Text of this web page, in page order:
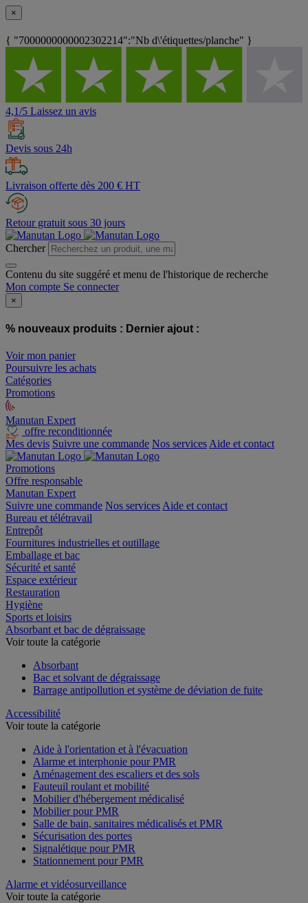
×
{ "7000000000002302214":"Nb d\'étiquettes/planche" }
4,1/5 Laissez un avis
Devis sous 24h
Livraison offerte dès 200 € HT
Retour gratuit sous 30 jours
Chercher
Contenu du site suggéré et menu de l'historique de recherche
Mon compte Se connecter
×
% nouveaux produits : Dernier ajout :
Voir mon panier
Poursuivre les achats
Catégories
Promotions
Manutan Expert
offre reconditionnée
Mes devis Suivre une commande Nos services Aide et contact
Promotions
Offre responsable
Manutan Expert
Suivre une commande Nos services Aide et contact
Bureau et télétravail
Entrepôt
Fournitures industrielles et outillage
Emballage et bac
Sécurité et santé
Espace extérieur
Restauration
Hygiène
Sports et loisirs
Absorbant et bac de dégraissage
Voir toute la catégorie
Absorbant
Bac et solvant de dégraissage
Barrage antipollution et système de déviation de fuite
Accessibilité
Voir toute la catégorie
Aide à l'orientation et à l'évacuation
Alarme et interphonie pour PMR
Aménagement des escaliers et des sols
Fauteuil roulant et mobilité
Mobilier d'hébergement médicalisé
Mobilier pour PMR
Salle de bain, sanitaires médicalisés et PMR
Sécurisation des portes
Signalétique pour PMR
Stationnement pour PMR
Alarme et vidéosurveillance
Voir toute la catégorie